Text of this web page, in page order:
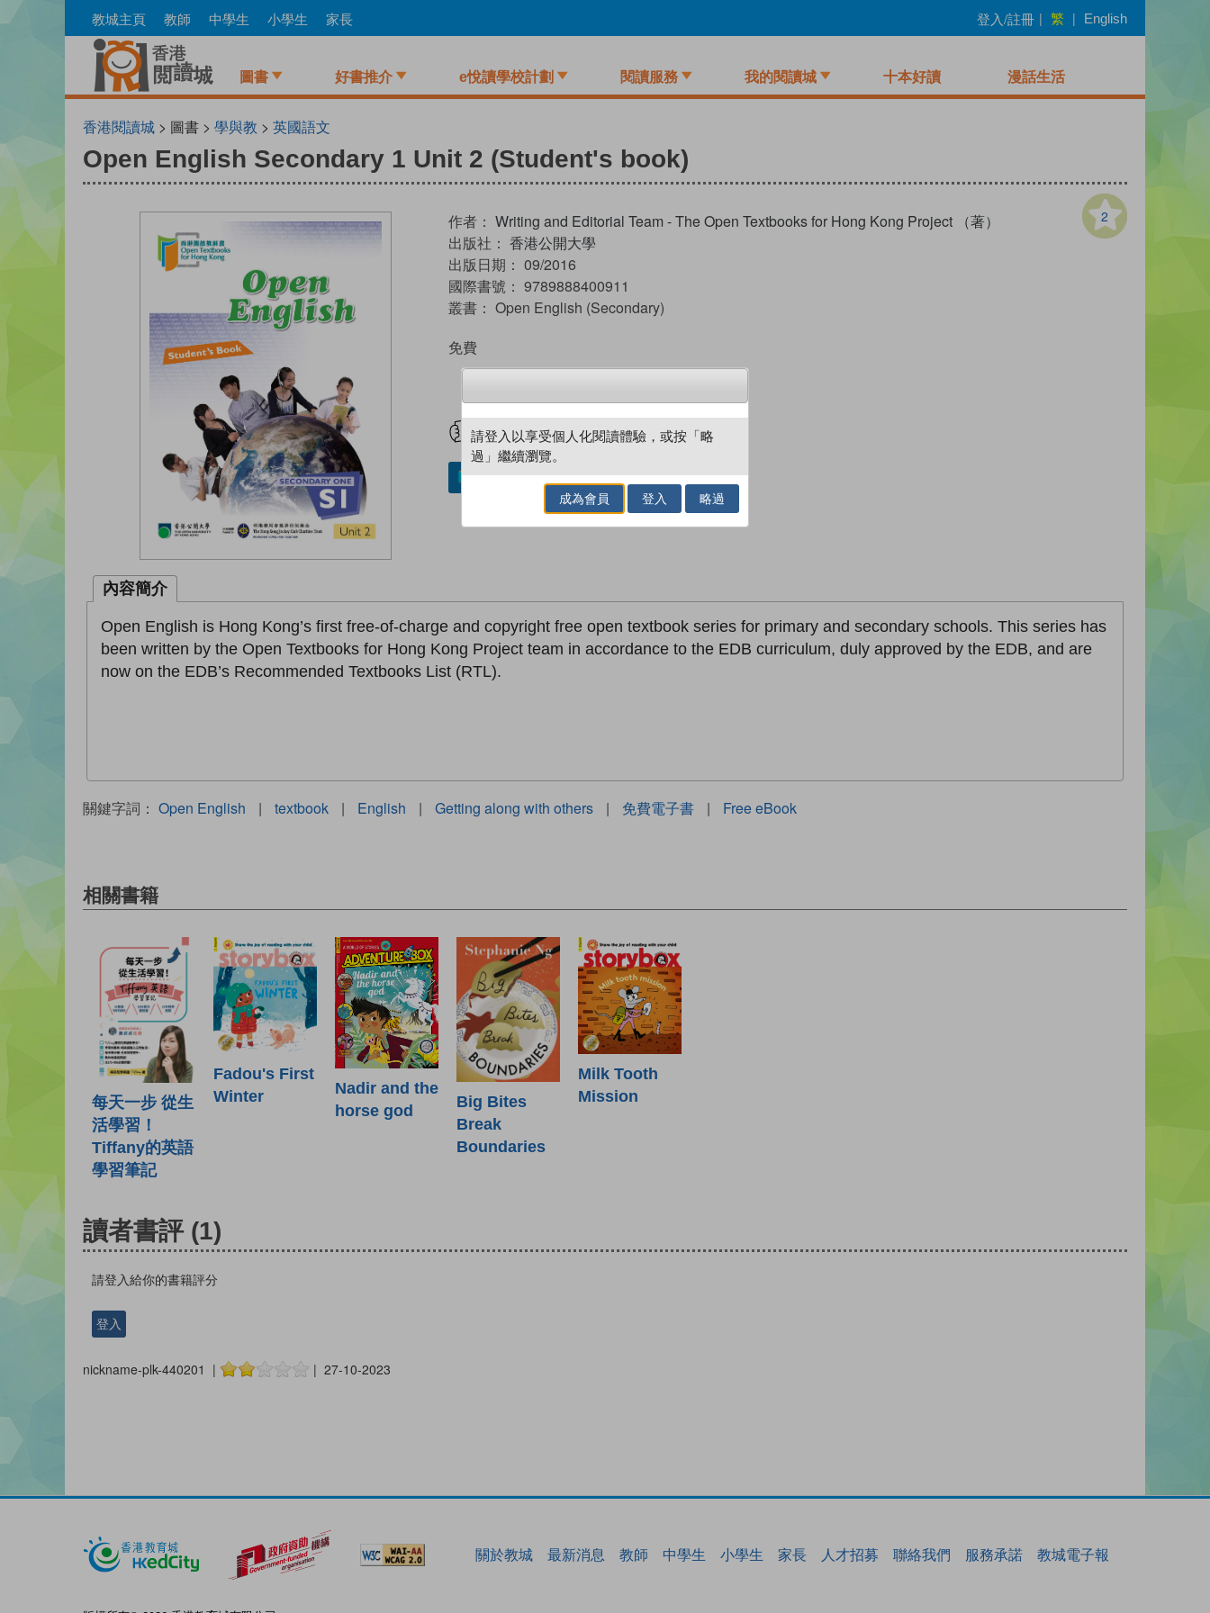
to
教城主頁 教師 中學生 小學生 家長 登入/註冊 | 繁 | English
圖書 好書推介 e悅讀學校計劃 閱讀服務 我的閱讀城 十本好讀 漫話生活
香港閱讀城 > 圖書 > 學與教 > 英國語文
Open English Secondary 1 Unit 2 (Student's book)
2
作者： Writing and Editorial Team - The Open Textbooks for Hong Kong Project （著）
出版社： 香港公開大學
出版日期： 09/2016
國際書號： 9789888400911
叢書： Open English (Secondary)
免費
試閲 加入閱讀紀錄
加入／閱讀電子書
內容簡介
Open English is Hong Kong’s first free-of-charge and copyright free open textbook series for primary and secondary schools. This series has
been written by the Open Textbooks for Hong Kong Project team in accordance to the EDB curriculum, duly approved by the EDB, and are
now on the EDB’s Recommended Textbooks List (RTL).
關鍵字詞： Open English | textbook | English | Getting along with others | 免費電子書 | Free eBook
相關書籍
每天一步 從生
活學習！
Tiffany的英語
學習筆記
Fadou's First
Winter
Nadir and the
horse god
Big Bites
Break
Boundaries
Milk Tooth
Mission
讀者書評 (1)
請登入給你的書籍評分
登入
nickname-plk-440201 | | 27-10-2023
關於教城 最新消息 教師 中學生 小學生 家長 人才招募 聯絡我們 服務承諾 教城電子報
請登入以享受個人化閱讀體驗，或按「略
過」繼續瀏覽。
成為會員 登入 略過